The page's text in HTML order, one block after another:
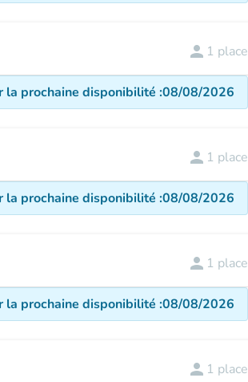
person 1 place
la prochaine disponibilité :08/08/2026
person 1 place
la prochaine disponibilité :08/08/2026
person 1 place
la prochaine disponibilité :08/08/2026
person 1 place